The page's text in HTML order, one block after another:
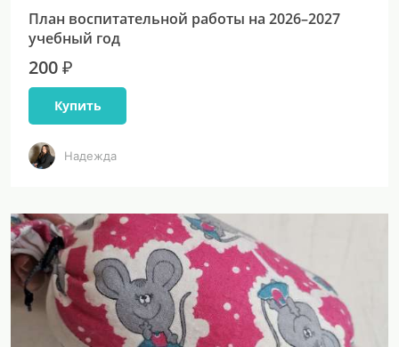
План воспитательной работы на 2026–2027
учебный год
200 ₽
Купить
Надежда